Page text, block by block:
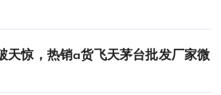
天惊，热销a货飞天茅台批发厂家微